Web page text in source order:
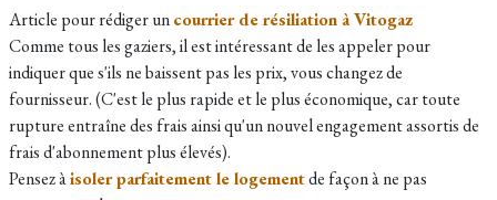
Article pour rédiger uncourrier de résiliation à Vitogaz
Comme tous les gaziers, il est intéressant de les appeler pour
indiquer que s'ils ne baissent pas les prix, vous changez de
fournisseur. (C'est le plus rapide et le plus économique, car toute
rupture entraîne des frais ainsi qu'un nouvel engagement assortis de
frais d'abonnement plus élevés).
Pensez àisoler parfaitement le logementde façon à ne pas